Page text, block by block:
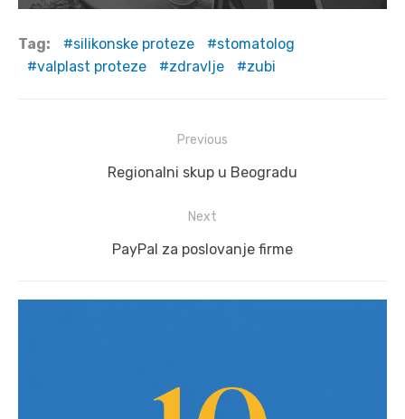
Tag: silikonske proteze
stomatolog
valplast proteze
zdravlje zubi
navigation
Previous
Previous
Regionalni skup u Beogradu
Next
Next
PayPal za poslovanje firme